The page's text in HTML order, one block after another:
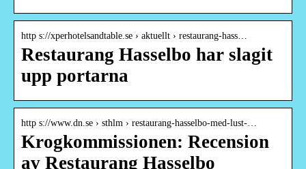
http s://xperhotelsandtable.se › aktuellt › restaurang-hass…
Restaurang Hasselbo har slagit
upp portarna
http s://www.dn.se › sthlm › restaurang-hasselbo-med-lust-…
Krogkommissionen: Recension
av Restaurang Hasselbo